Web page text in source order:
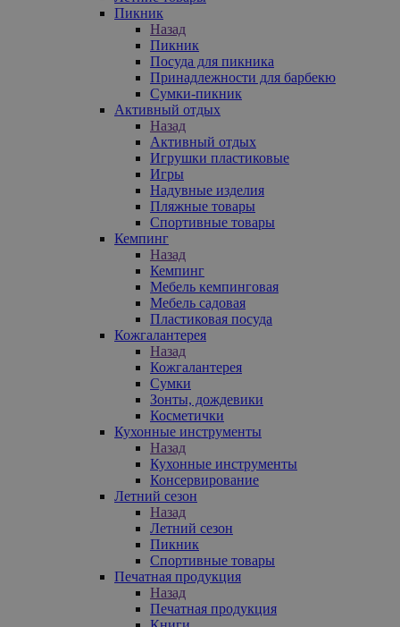
Пикник
Назад
Пикник
Посуда для пикника
Принадлежности для барбекю
Сумки-пикник
Активный отдых
Назад
Активный отдых
Игрушки пластиковые
Игры
Надувные изделия
Пляжные товары
Спортивные товары
Кемпинг
Назад
Кемпинг
Мебель кемпинговая
Мебель садовая
Пластиковая посуда
Кожгалантерея
Назад
Кожгалантерея
Сумки
Зонты, дождевики
Косметички
Кухонные инструменты
Назад
Кухонные инструменты
Консервирование
Летний сезон
Назад
Летний сезон
Пикник
Спортивные товары
Печатная продукция
Назад
Печатная продукция